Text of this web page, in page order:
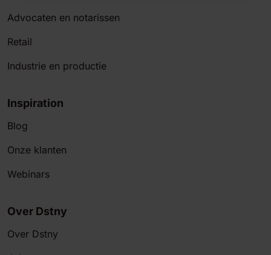
Advocaten en notarissen
Retail
Industrie en productie
Inspiration
Blog
Onze klanten
Webinars
Over Dstny
Over Dstny